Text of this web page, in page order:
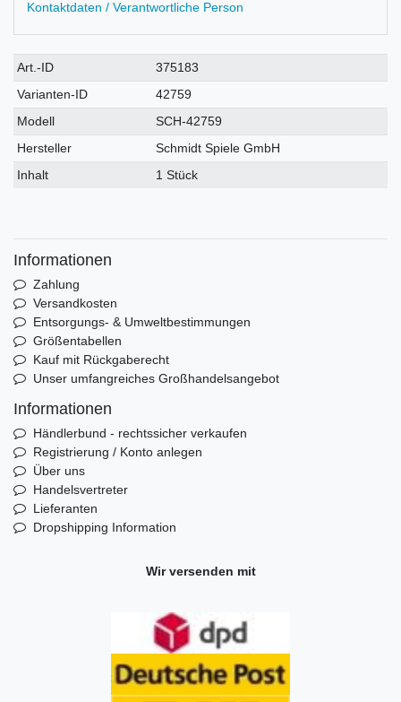
Kontaktdaten / Verantwortliche Person
Technisches
Merkmal
Wert
Art.-ID
375183
Varianten-ID
42759
Modell
SCH-42759
Hersteller
Schmidt Spiele GmbH
Inhalt
1 Stück
Informationen
Zahlung
Versandkosten
Entsorgungs- & Umweltbestimmungen
Größentabellen
Kauf mit Rückgaberecht
Unser umfangreiches Großhandelsangebot
Informationen
Händlerbund - rechtssicher verkaufen
Registrierung / Konto anlegen
Über uns
Handelsvertreter
Lieferanten
Dropshipping Information
Wir versenden mit